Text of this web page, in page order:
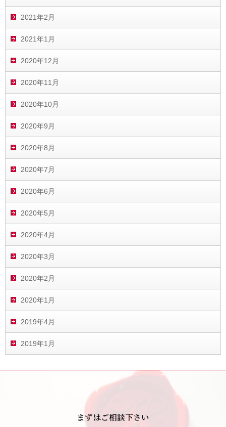
2021年2月
2021年1月
2020年12月
2020年11月
2020年10月
2020年9月
2020年8月
2020年7月
2020年6月
2020年5月
2020年4月
2020年3月
2020年2月
2020年1月
2019年4月
2019年1月
まずはご相談下さい